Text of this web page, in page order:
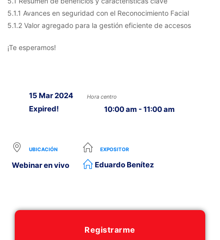
5.1.1 Avances en seguridad con el Reconocimiento Facial
5.1.2 Valor agregado para la gestión eficiente de accesos
¡Te esperamos!
15 Mar 2024
Expired!
Hora centro
10:00 am - 11:00 am
UBICACIÓN
Webinar en vivo
EXPOSITOR
Eduardo Benítez
Registrarme